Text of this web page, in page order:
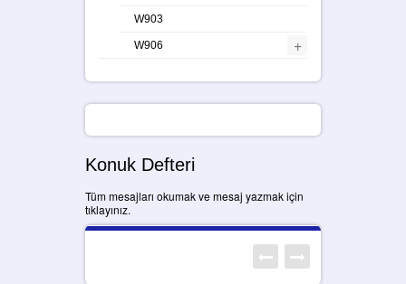
W903
W906 +
Konuk Defteri
Tüm mesajları okumak ve mesaj yazmak için
tıklayınız.